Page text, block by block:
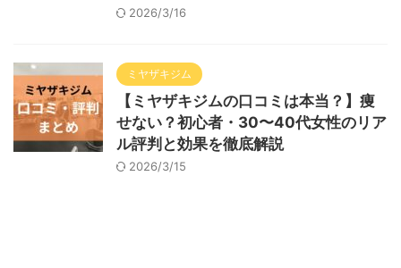
2026/3/16
ミヤザキジム
【ミヤザキジムの口コミは本当？】痩
せない？初心者・30〜40代女性のリア
ル評判と効果を徹底解説
2026/3/15